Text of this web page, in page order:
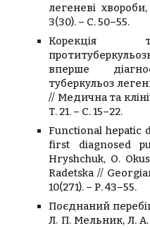
легеневі
3(30). – С. 50–55.
Корекція
вперше
туберкульоз
// Медична та
Т. 21. – С. 15–22.
Functional hepatic
first diagnosed
Hryshchuk, О.
Radetska //
10(271). – Р. 43–55.
Поєднаний
Л. П. Мельник, Л.